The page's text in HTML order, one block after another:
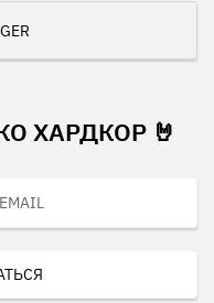
ХАРДКОР 🤘